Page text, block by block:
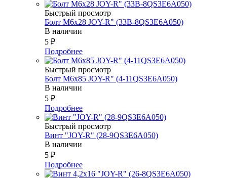
Быстрый просмотр
Болт М6х28 JOY-R" (33В-8QS3E6A050)
В наличии
5 ₽
Подробнее
Быстрый просмотр
Болт М6х85 JOY-R" (4-11QS3E6A050)
В наличии
5 ₽
Подробнее
Быстрый просмотр
Винт "JOY-R" (28-9QS3E6A050)
В наличии
5 ₽
Подробнее